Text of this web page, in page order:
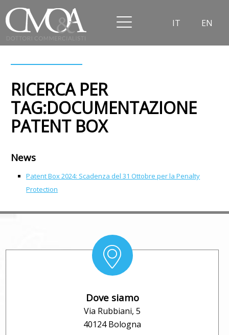
IT EN
RICERCA PER
TAG:DOCUMENTAZIONE
PATENT BOX
News
Patent Box 2024: Scadenza del 31 Ottobre per la Penalty
Protection
Dove siamo
Via Rubbiani, 5
40124 Bologna